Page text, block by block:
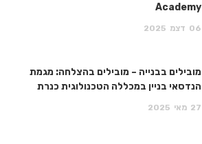
Academy
06 דצמ 2025
מובילים בבנייה – מובילים בהצלחה: מגמת
הנדסאי בניין במכללה הטכנולוגית כנרת
27 מאי 2025